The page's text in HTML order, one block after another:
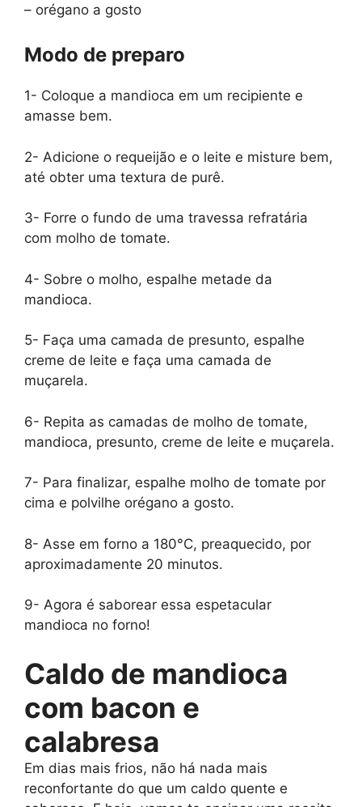
– orégano a gosto
Modo de preparo
1- Coloque a mandioca em um recipiente e
amasse bem.
2- Adicione o requeijão e o leite e misture bem,
até obter uma textura de purê.
3- Forre o fundo de uma travessa refratária
com molho de tomate.
4- Sobre o molho, espalhe metade da
mandioca.
5- Faça uma camada de presunto, espalhe
creme de leite e faça uma camada de
muçarela.
6- Repita as camadas de molho de tomate,
mandioca, presunto, creme de leite e muçarela.
7- Para finalizar, espalhe molho de tomate por
cima e polvilhe orégano a gosto.
8- Asse em forno a 180°C, preaquecido, por
aproximadamente 20 minutos.
9- Agora é saborear essa espetacular
mandioca no forno!
Caldo de mandioca
com bacon e
calabresa
Em dias mais frios, não há nada mais
reconfortante do que um caldo quente e